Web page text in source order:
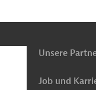
Unsere
Job und